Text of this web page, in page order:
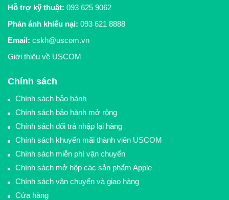
Hỗ trợ kỹ thuật: 093 625 9062
Phản ánh khiếu nại: 093 621 8888
Email: cskh@uscom.vn
Giới thiệu về USCOM
Chính sách
Chính sách bảo hành
Chính sách bảo hành mở rộng
Chính sách đổi trả nhập lại hàng
Chính sách khuyến mãi thành viên USCOM
Chính sách miễn phí vận chuyển
Chính sách mở hộp các sản phẩm Apple
Chính sách vận chuyển và giao hàng
Cửa hàng